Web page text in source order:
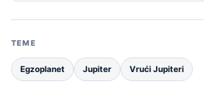
TEME
Egzoplanet Jupiter Vrući Jupiteri